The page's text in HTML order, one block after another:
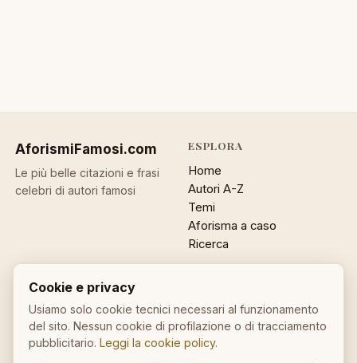
AforismiFamosi.com
Le più belle citazioni e frasi
celebri di autori famosi
ESPLORA
Home
Autori A-Z
Temi
Aforisma a caso
Ricerca
ACCOUNT
Accedi
Registrati
Password dimenticata
Contatti
Privacy
Cookie policy
Cookie e privacy
Usiamo solo cookie tecnici necessari al funzionamento
del sito. Nessun cookie di profilazione o di tracciamento
pubblicitario.Leggi la cookie policy.